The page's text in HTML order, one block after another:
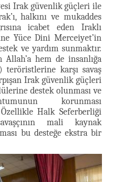
Irak güvenlik güçleri ile
halkını ve mukaddes
icabet eden Iraklı
Yüce Dini Merceiyet’in
ve yardım sunmaktır.
hem de insanlığa
teröristlerine karşı savaş
Irak güvenlik güçleri
destek olunması ve
korunması
Halk Seferberliği
mali kaynak
bu desteğe ekstra bir